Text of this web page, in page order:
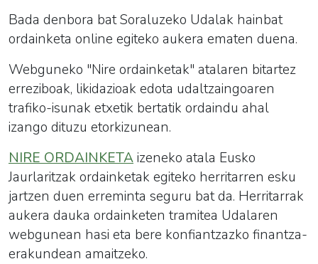
Bada denbora bat Soraluzeko Udalak hainbat
ordainketa online egiteko aukera ematen duena.
Webguneko "Nire ordainketak" atalaren bitartez
erreziboak, likidazioak edota udaltzaingoaren
trafiko-isunak etxetik bertatik ordaindu ahal
izango dituzu etorkizunean.
NIRE ORDAINKETAizeneko atala Eusko
Jaurlaritzak ordainketak egiteko herritarren esku
jartzen duen erreminta seguru bat da. Herritarrak
aukera dauka ordainketen tramitea Udalaren
webgunean hasi eta bere konfiantzazko finantza-
erakundean amaitzeko.